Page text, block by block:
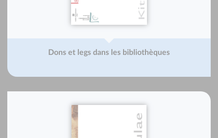
Dons et legs dans les bibliothèques